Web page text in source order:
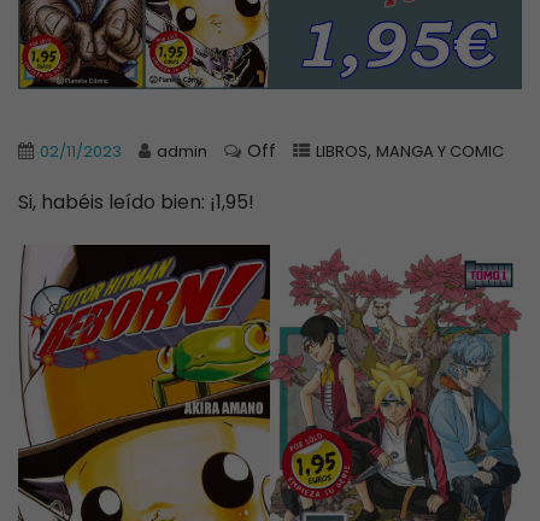
02/11/2023 admin Off LIBROS, MANGA Y COMIC
Si, habéis leído bien: ¡1,95!